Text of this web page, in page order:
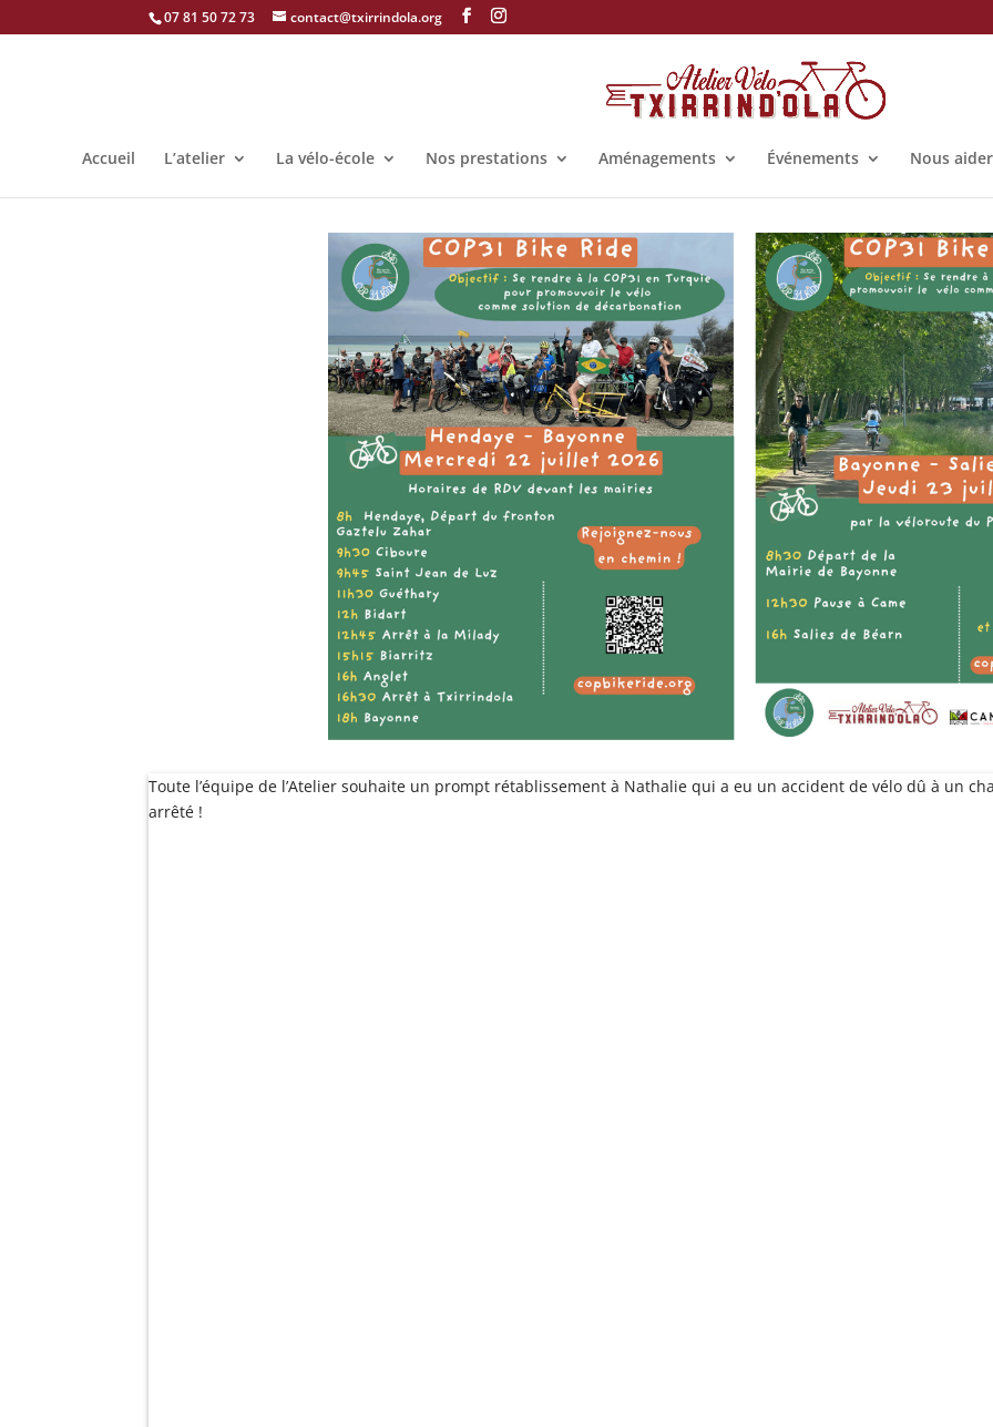
07 81 50 72 73 contact@txirrindola.org
Accueil L’atelier La vélo-école Nos prestations Aménagements Événements Nous aider
Toute l’équipe de l’Atelier souhaite un prompt rétablissement à Nathalie qui a eu un accident de vélo dû à un
arrêté !